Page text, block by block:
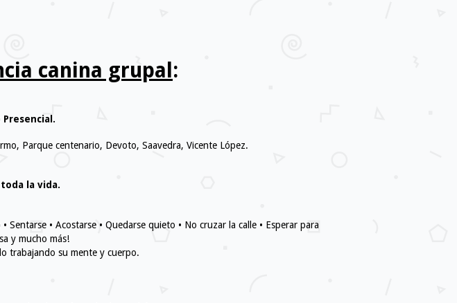
canina grupal :
Parque centenario, Devoto, Saavedra, Vicente López.
la vida.
• Acostarse • Quedarse quieto • No cruzar la calle • Esperar para
y mucho más!
trabajando su mente y cuerpo.